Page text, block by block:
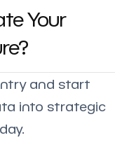
Your
and start
into strategic